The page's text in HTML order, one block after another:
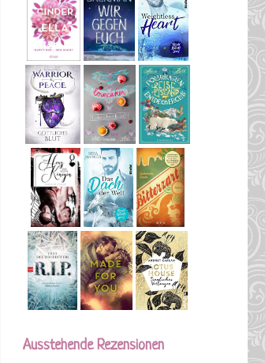
Ausstehende Rezensionen